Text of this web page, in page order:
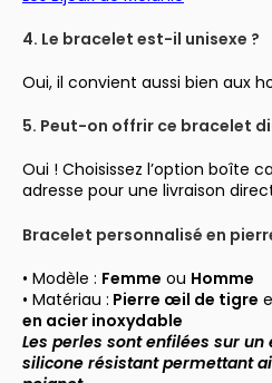
4. Le bracelet est-il unisexe ?
Oui, il convient aussi bien aux
5. Peut-on offrir ce bracelet
Oui ! Choisissez l’option boîte
adresse pour une livraison
Bracelet personnalisé en
• Modèle : Femme ou Homme
• Matériau : Pierre œil de tigre
en acier inoxydable
Les perles sont enfilées sur un
silicone résistant permettant